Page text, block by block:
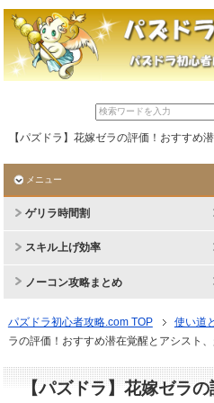
【パズドラ】花嫁ゼラの評価！おすすめ
メニュー
ゲリラ時間割
スキル上げ効率
ノーコン攻略まとめ
パズドラ初心者攻略.com TOP 使い道
ラの評価！おすすめ潜在覚醒とアシスト
【パズドラ】花嫁ゼラ